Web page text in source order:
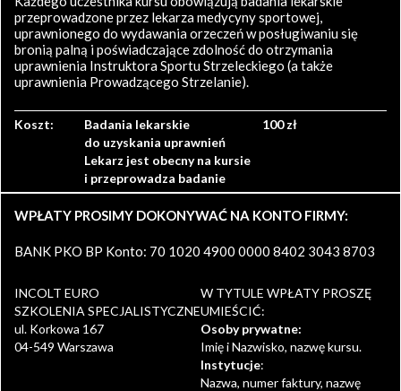
przeprowadzone przez lekarza medycyny sportowej,
uprawnionego do wydawania orzeczeń w posługiwaniu się
bronią palną i poświadczające zdolność do otrzymania
uprawnienia Instruktora Sportu Strzeleckiego (a także
uprawnienia Prowadzącego Strzelanie).
Koszt:
Badania lekarskie
do uzyskania uprawnień
Lekarz jest obecny na kursie
i przeprowadza badanie
100 zł
WPŁATY PROSIMY DOKONYWAĆ NA KONTO FIRMY:
BANK PKO BP Konto: 70 1020 4900 0000 8402 3043 8703
INCOLT EURO
SZKOLENIA SPECJALISTYCZNE
ul. Korkowa 167
04-549 Warszawa
W TYTULE WPŁATY PROSZĘ
UMIEŚCIĆ:
Osoby prywatne:
Imię i Nazwisko, nazwę kursu.
Instytucje:
Nazwa, numer faktury, nazwę